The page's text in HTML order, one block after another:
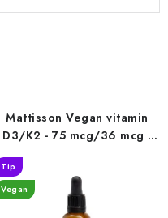
Mattisson Vegan vitamin
D3/K2 - 75 mcg/36 mcg -
Tip
Vegan